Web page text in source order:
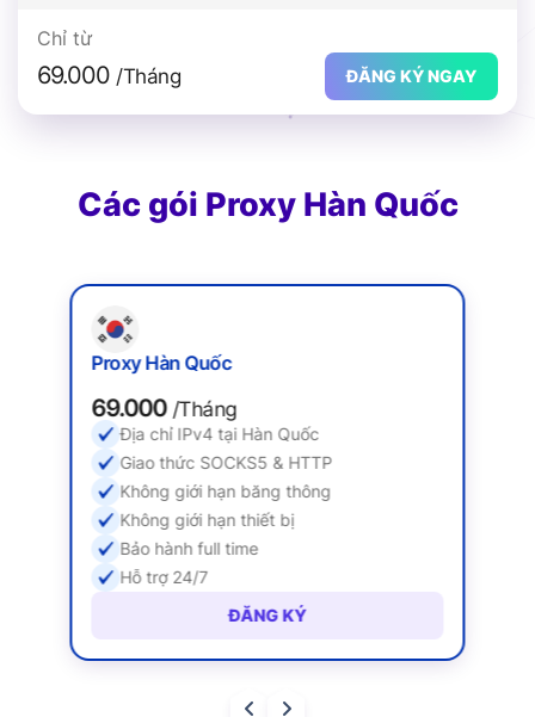
Chỉ từ
69.000 /Tháng ĐĂNG KÝ NGAY
Các gói Proxy Hàn Quốc
Proxy Hàn Quốc
69.000/Tháng
Địa chỉ IPv4 tại Hàn Quốc
Giao thức SOCKS5 & HTTP
Không giới hạn băng thông
Không giới hạn thiết bị
Bảo hành full time
Hỗ trợ 24/7
ĐĂNG KÝ